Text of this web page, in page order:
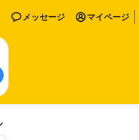
メッセージ マイページ